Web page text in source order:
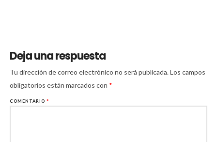
Deja una respuesta
Tu dirección de correo electrónico no será publicada.Los campos
obligatorios están marcados con *
COMENTARIO *